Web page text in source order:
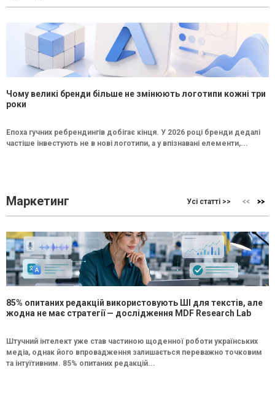
Чому великі бренди більше не змінюють логотипи кожні три
роки
Епоха гучних ребрендингів добігає кінця. У 2026 році бренди дедалі
частіше інвестують не в нові логотипи, а у впізнавані елементи,...
Маркетинг Усі статті >>
85% опитаних редакцій використовують ШІ для текстів, але
жодна не має стратегії — дослідження MDF Research Lab
Штучний інтелект уже став частиною щоденної роботи українських
медіа, однак його впровадження залишається переважно точковим
та інтуїтивним. 85% опитаних редакцій...